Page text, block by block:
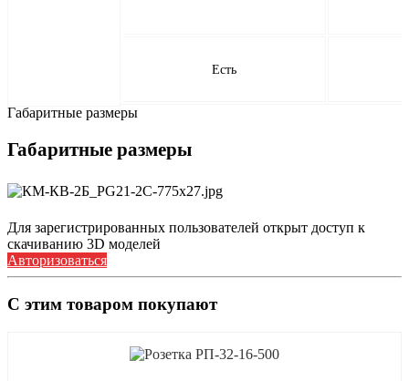
Есть
Габаритные размеры
Габаритные размеры
Для зарегистрированных пользователей открыт доступ к
скачиванию 3D моделей
Авторизоваться
С этим товаром покупают